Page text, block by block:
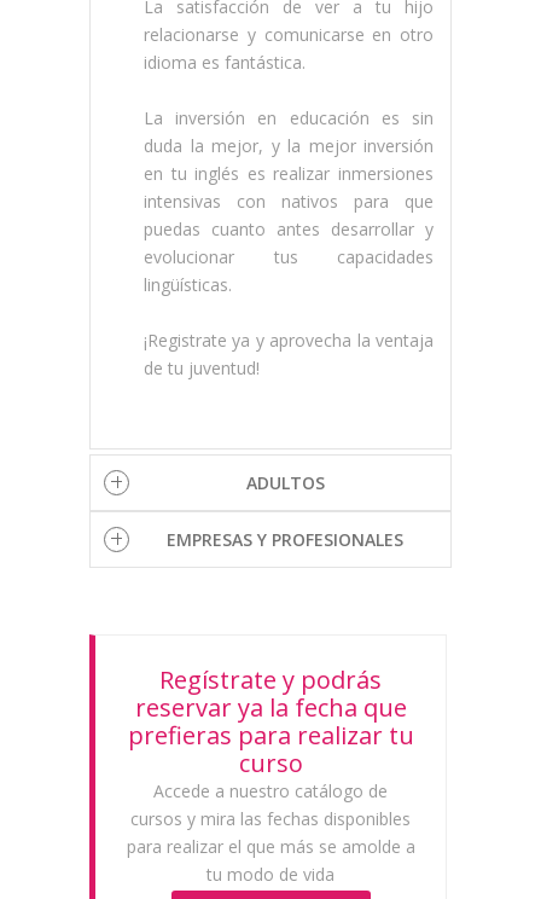
La satisfacción de ver a tu hijo
relacionarse y comunicarse en otro
idioma es fantástica.
La inversión en educación es sin
duda la mejor, y la mejor inversión
en tu inglés es realizar inmersiones
intensivas con nativos para que
puedas cuanto antes desarrollar y
evolucionar tus capacidades
lingüísticas.
¡Registrate ya y aprovecha la ventaja
de tu juventud!
ADULTOS
EMPRESAS Y PROFESIONALES
Regístrate y podrás
reservar ya la fecha que
prefieras para realizar tu
curso
Accede a nuestro catálogo de
cursos y mira las fechas disponibles
para realizar el que más se amolde a
tu modo de vida